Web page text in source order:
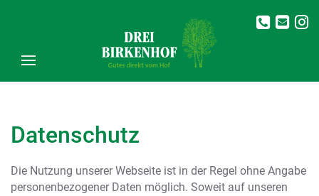
Datenschutz
Die Nutzung unserer Webseite ist in der Regel ohne Angabe
personenbezogener Daten möglich. Soweit auf unseren